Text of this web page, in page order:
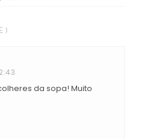
)
da sopa! Muito